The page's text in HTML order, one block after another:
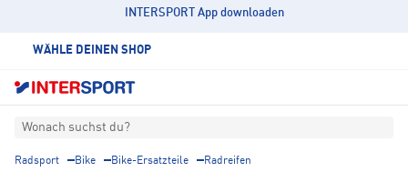
INTERSPORT App downloaden
WÄHLE DEINEN SHOP
Wonach suchst du?
Radsport Bike Bike-Ersatzteile Radreifen